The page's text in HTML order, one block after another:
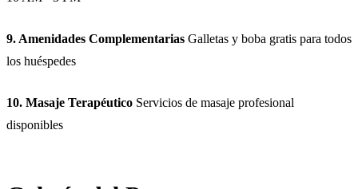
9. Amenidades Complementarias Galletas y boba gratis para todos
los huéspedes
10. Masaje Terapéutico Servicios de masaje profesional
disponibles